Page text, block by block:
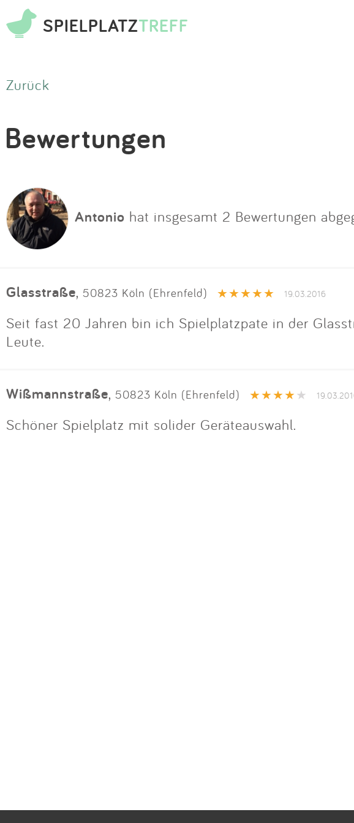
SPIELPLATZTREFF
Zurück
Bewertungen
Antonio hat insgesamt 2 Bewertungen
Glasstraße, 50823 Köln (Ehrenfeld) 19.03.2016
Seit fast 20 Jahren bin ich Spielplatzpate in der
Leute.
Wißmannstraße, 50823 Köln (Ehrenfeld)
Schöner Spielplatz mit solider Geräteauswahl.